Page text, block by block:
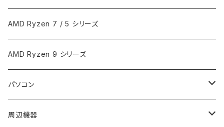
AMD Ryzen 7 / 5 シリーズ
AMD Ryzen 9 シリーズ
パソコン
ノートPC
周辺機器